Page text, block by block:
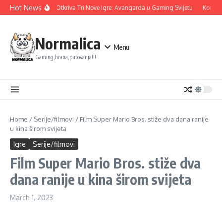
Skip to content
Hot NewsUbisoft Otkriva Tri Nove Igre: Avangarda u Gaming Svijetu
Normalica
Gaming,hrana,putovanja!!!
Menu
Home / Serije/filmovi / Film Super Mario Bros. stiže dva dana ranije
u kina širom svijeta
Igre Serije/filmovi
Film Super Mario Bros. stiže dva
dana ranije u kina širom svijeta
March 1, 2023